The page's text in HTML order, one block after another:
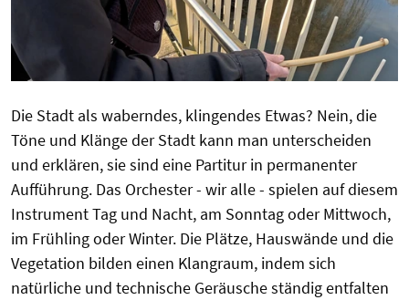
Die Stadt als waberndes, klingendes Etwas? Nein, die
Töne und Klänge der Stadt kann man unterscheiden
und erklären, sie sind eine Partitur in permanenter
Aufführung. Das Orchester - wir alle - spielen auf diesem
Instrument Tag und Nacht, am Sonntag oder Mittwoch,
im Frühling oder Winter. Die Plätze, Hauswände und die
Vegetation bilden einen Klangraum, indem sich
natürliche und technische Geräusche ständig entfalten